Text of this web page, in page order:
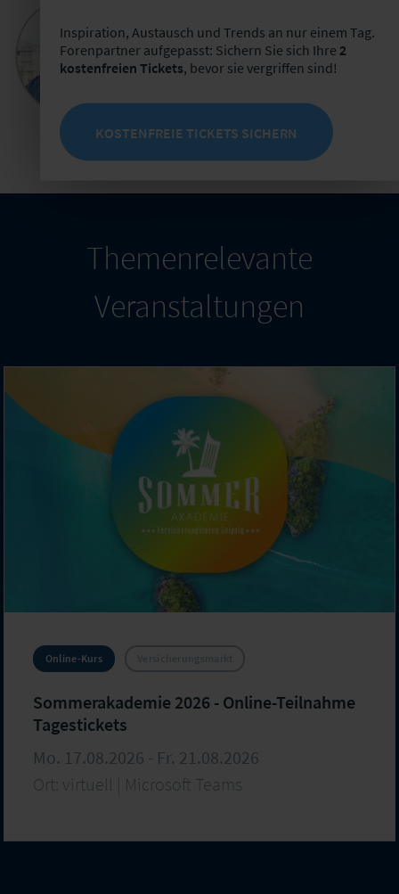
Leiter Partnermanagement
+49 341 98988-221
Themenrelevante
Veranstaltungen
Online-Kurs
Sommerakademie 2026 - Online-Teilnahme
Tagestickets
Mo. 17.08.2026 - Fr. 21.08.2026
Ort: virtuell | Microsoft Teams
Inspiration, Austausch und Trends an nur einem Tag.
Forenpartner aufgepasst: Sichern Sie sich Ihre 2
kostenfreien Tickets, bevor sie vergriffen sind!
KOSTENFREIE TICKETS SICHERN